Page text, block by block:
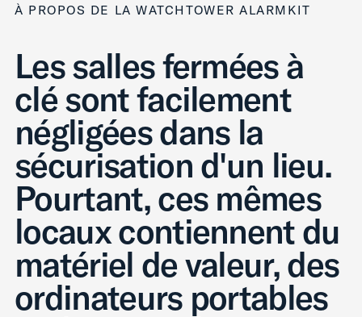
À PROPOS DE LA WATCHTOWER ALARMKIT
Les salles fermées à
clé sont facilement
négligées dans la
sécurisation d'un lieu.
Pourtant, ces mêmes
locaux contiennent du
matériel de valeur, des
ordinateurs portables